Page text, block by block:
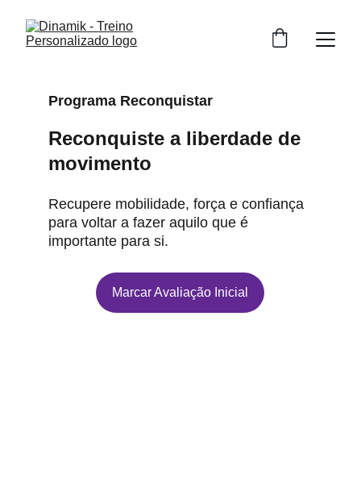
Programa Reconquistar
Recupere mobilidade, força e confiança
para voltar a fazer aquilo que é
importante para si.
Marcar Avaliação Inicial
Reconquiste a liberdade de
movimento